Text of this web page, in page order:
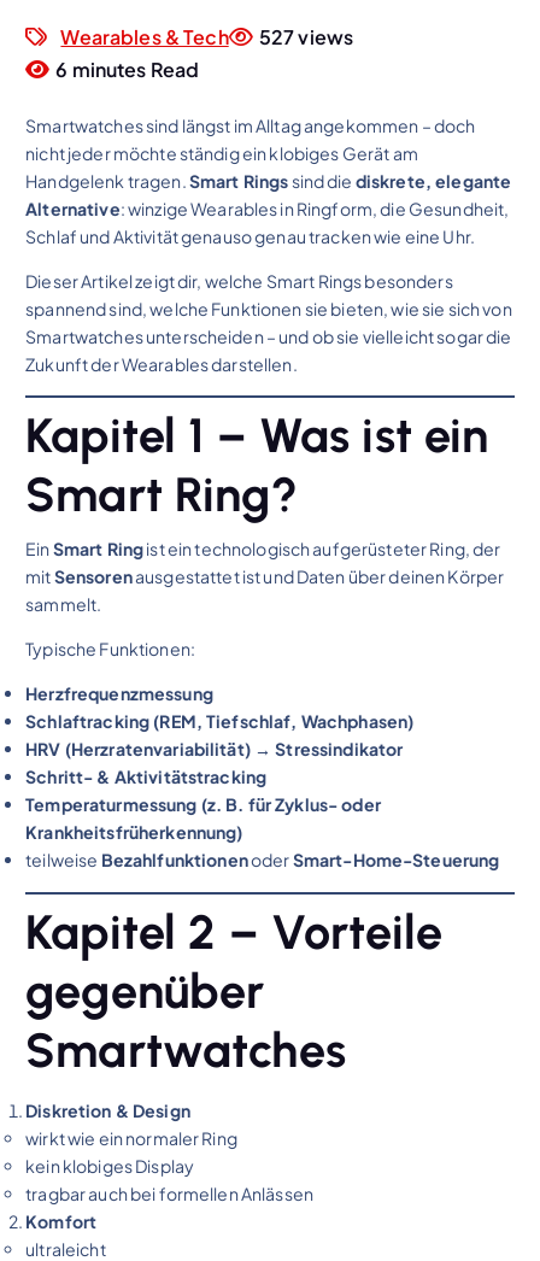
Wearables & Tech
527 views
6 minutes Read
Smartwatches sind längst im Alltag angekommen – doch
nicht jeder möchte ständig ein klobiges Gerät am
Handgelenk tragen.Smart Ringssind die diskrete, elegante
Alternative: winzige Wearables in Ringform, die Gesundheit,
Schlaf und Aktivität genauso genau tracken wie eine Uhr.
Dieser Artikel zeigt dir, welche Smart Rings besonders
spannend sind, welche Funktionen sie bieten, wie sie sich von
Smartwatches unterscheiden – und ob sie vielleicht sogar die
Zukunft der Wearables darstellen.
Kapitel 1 – Was ist ein
Smart Ring?
EinSmart Ringist ein technologisch aufgerüsteter Ring, der
mitSensorenausgestattet ist und Daten über deinen Körper
sammelt.
Typische Funktionen:
Herzfrequenzmessung
Schlaftracking (REM, Tiefschlaf, Wachphasen)
HRV (Herzratenvariabilität) → Stressindikator
Schritt- & Aktivitätstracking
Temperaturmessung (z. B. für Zyklus- oder
Krankheitsfrüherkennung)
teilweise BezahlfunktionenoderSmart-Home-Steuerung
Kapitel 2 – Vorteile
gegenüber
Smartwatches
Diskretion & Design
wirkt wie ein normaler Ring
kein klobiges Display
tragbar auch bei formellen Anlässen
Komfort
ultraleicht